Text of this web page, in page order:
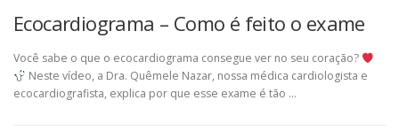
Ecocardiograma – Como é feito o exame
Você sabe o que o ecocardiograma consegue ver no seu coração?
Neste vídeo, a Dra. Quêmele Nazar, nossa médica cardiologista e
ecocardiografista, explica por que esse exame é tão …